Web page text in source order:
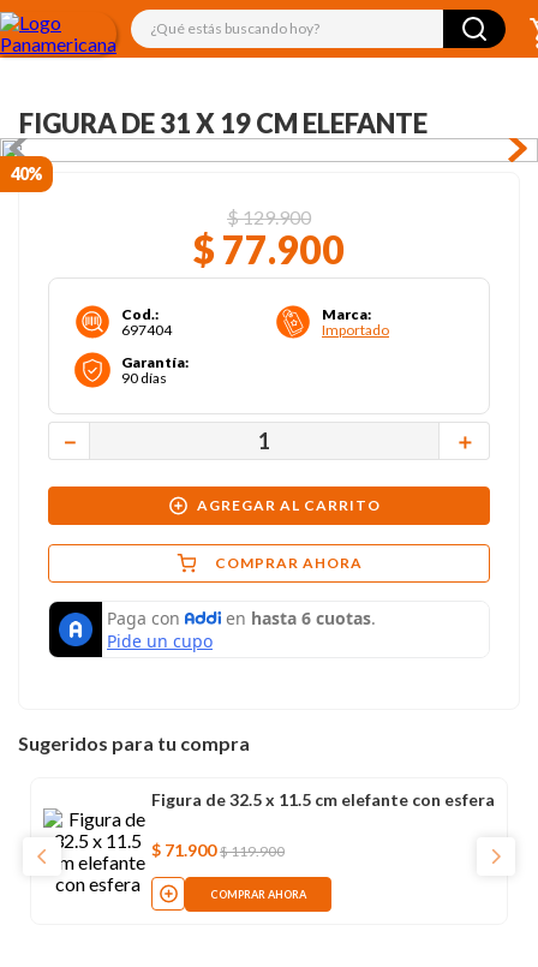
¿Qué estás buscando hoy?
FIGURA DE 31 X 19 CM ELEFANTE
40%
$129.900
$ 77.900
Cod.:
697404
Marca:
Importado
Garantía:
90 días
＋
－
AGREGAR AL CARRITO
COMPRAR AHORA
Sugeridos para tu compra
Figura de 32.5 x 11.5 cm elefante con esfera
$ 71.900 $119.900
COMPRAR AHORA